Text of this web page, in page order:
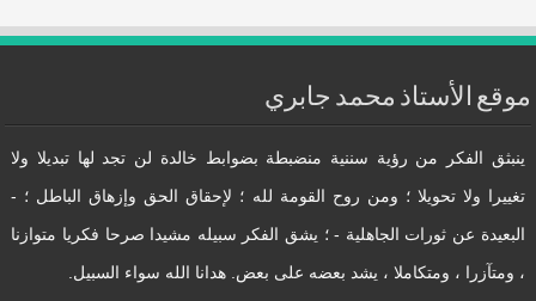
موقع الأستاذ محمد جابري
ينبثق الفكر من رؤية سننية منضبطة بضوابط خالدة لن تجد لها تبديلا ولا
تغييرا ولا تحويلا ؛ ومن روح القومة لله ؛ لإحقاق الحق وإزهاق الباطل ؛ -
البعيدة عن ثورات الجاهلية - ؛ يشق الفكر سبيله مشيدا صرحا فكريا متوازنا
، ومتآزرا ، ومتكاملا ، يشد بعضه على بعض. هدانا الله سواء السبيل.